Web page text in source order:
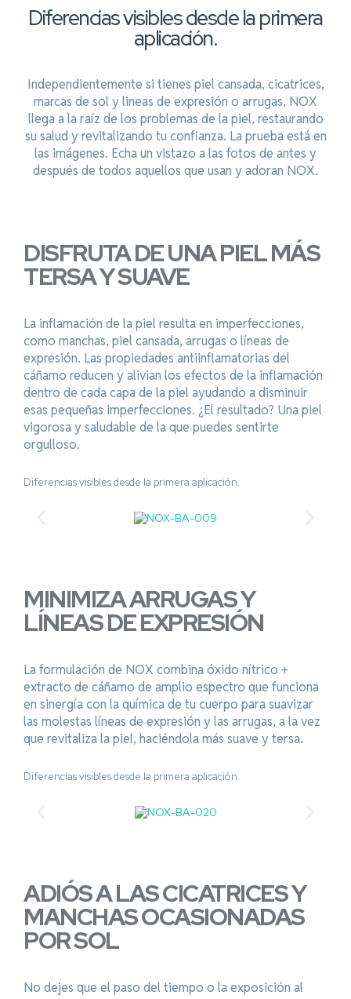
Diferencias visibles desde la primera
aplicación.
Independientemente si tienes piel cansada, cicatrices,
marcas de sol y lineas de expresión o arrugas, NOX
llega a la raíz de los problemas de la piel, restaurando
su salud y revitalizando tu confianza. La prueba está en
las imágenes. Echa un vistazo a las fotos de antes y
después de todos aquellos que usan y adoran NOX.
DISFRUTA DE UNA PIEL MÁS
TERSA Y SUAVE
La inflamación de la piel resulta en imperfecciones,
como manchas, piel cansada, arrugas o líneas de
expresión. Las propiedades antiinflamatorias del
cáñamo reducen y alivian los efectos de la inflamación
dentro de cada capa de la piel ayudando a disminuir
esas pequeñas imperfecciones. ¿El resultado? Una piel
vigorosa y saludable de la que puedes sentirte
orgulloso.
Diferencias visibles desde la primera aplicación.
MINIMIZA ARRUGAS Y
LÍNEAS DE EXPRESIÓN
La formulación de NOX combina óxido nítrico +
extracto de cáñamo de amplio espectro que funciona
en sinergía con la química de tu cuerpo para suavizar
las molestas líneas de expresión y las arrugas, a la vez
que revitaliza la piel, haciéndola más suave y tersa.
Diferencias visibles desde la primera aplicación.
ADIÓS A LAS CICATRICES Y
MANCHAS OCASIONADAS
POR SOL
No dejes que el paso del tiempo o la exposición al